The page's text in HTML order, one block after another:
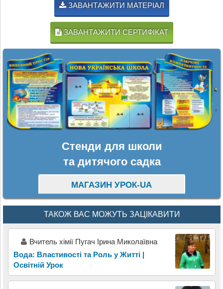
ЗАВАНТАЖИТИ МАТЕРІАЛ
ЗАВАНТАЖИТИ СЕРТИФІКАТ
Стенди для школи
та дитячого садка
МАГАЗИН УРОК-UA
ТАКОЖ ВАС МОЖУТЬ ЗАЦІКАВИТИ
Вчитель хімії Пугач Ірина Миколаївна
Вода: Властивості та Роль у Житті |
Освітній Урок